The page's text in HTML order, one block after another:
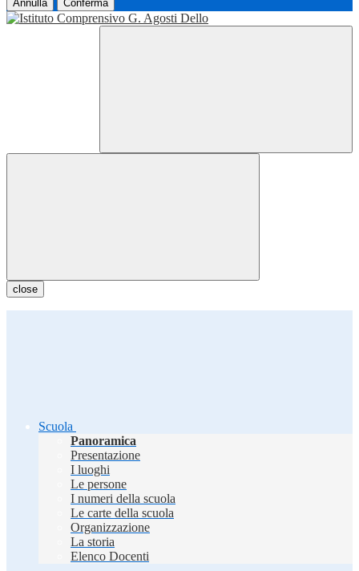
Annulla Conferma
close
Scuola
Panoramica
Presentazione
I luoghi
Le persone
I numeri della scuola
Le carte della scuola
Organizzazione
La storia
Elenco Docenti